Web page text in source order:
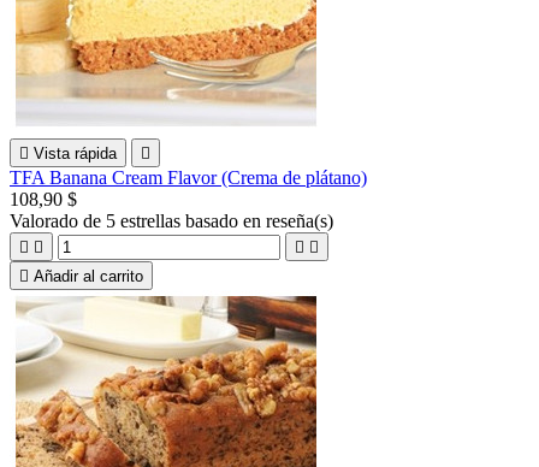
 Vista rápida 
TFA Banana Cream Flavor (Crema de plátano)
108,90 $
Valorado de 5 estrellas basado en reseña(s)
   
 Añadir al carrito